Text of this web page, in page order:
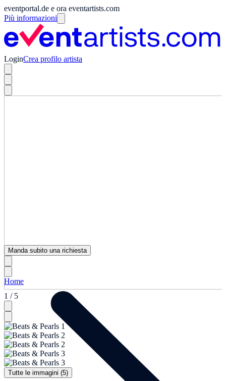
eventportal.de e ora eventartists.com
Più informazioni
LoginCrea profilo artista
1 / 5
Tutte le immagini (5)
Manda subito una richiesta
Home